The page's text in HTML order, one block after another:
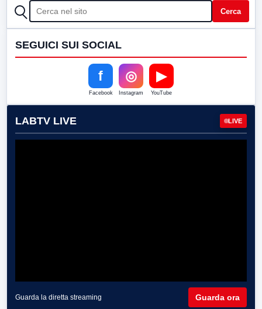
CERCA Cerca
SEGUICI SUI SOCIAL
f
Facebook
◎
Instagram
▶
YouTube
LABTV LIVE LIVE
Guarda la diretta streaming Guarda ora